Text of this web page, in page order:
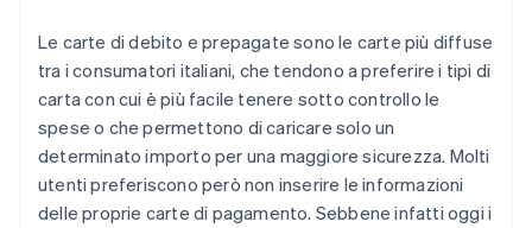
Le carte di debito e prepagate sono le carte più diffuse
tra i consumatori italiani, che tendono a preferire i tipi di
carta con cui è più facile tenere sotto controllo le
spese o che permettono di caricare solo un
determinato importo per una maggiore sicurezza. Molti
utenti preferiscono però non inserire le informazioni
delle proprie carte di pagamento. Sebbene infatti oggi i